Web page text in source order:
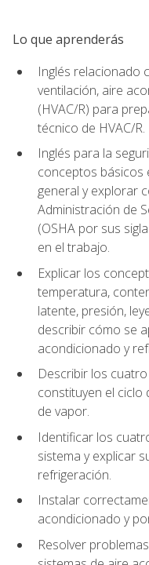
Lo que aprenderás
Inglés relacionado
ventilación, aire
(HVAC/R) para
técnico de HVAC/R.
Inglés para la
conceptos básicos
general y explorar
Administración de
(OSHA por sus
en el trabajo.
Explicar los
temperatura,
latente, presión,
describir cómo se
acondicionado y
Describir los
constituyen el
de vapor.
Identificar los
sistema y explicar
refrigeración.
Instalar
acondicionado y
Resolver